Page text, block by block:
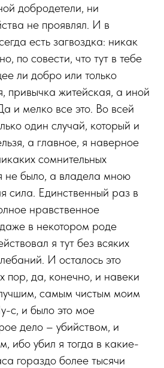
добродетели, ни
не проявлял. И в
есть загвоздка: никак
по совести, что тут в тебе
ли добро или только
привычка житейская, а иной
и мелко все это. Во всей
один случай, который и
а главное, я наверное
сомнительных
не было, а владела мною
сила. Единственный раз в
нравственное
в некотором роде
я тут без всяких
И осталось это
пор, да, конечно, и навеки
самым чистым моим
с, и было это мое
дело – убийством, и
ибо убил я тогда в какие-
гораздо более тысячи